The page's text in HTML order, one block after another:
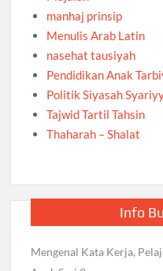
manhaj prinsip
Menulis Arab Latin
nasehat tausiyah
Pendidikan Anak
Politik Siyasah
Tajwid Tartil Tahsin
Thaharah – Shalat
Info
Mengenal Kata Kerja,